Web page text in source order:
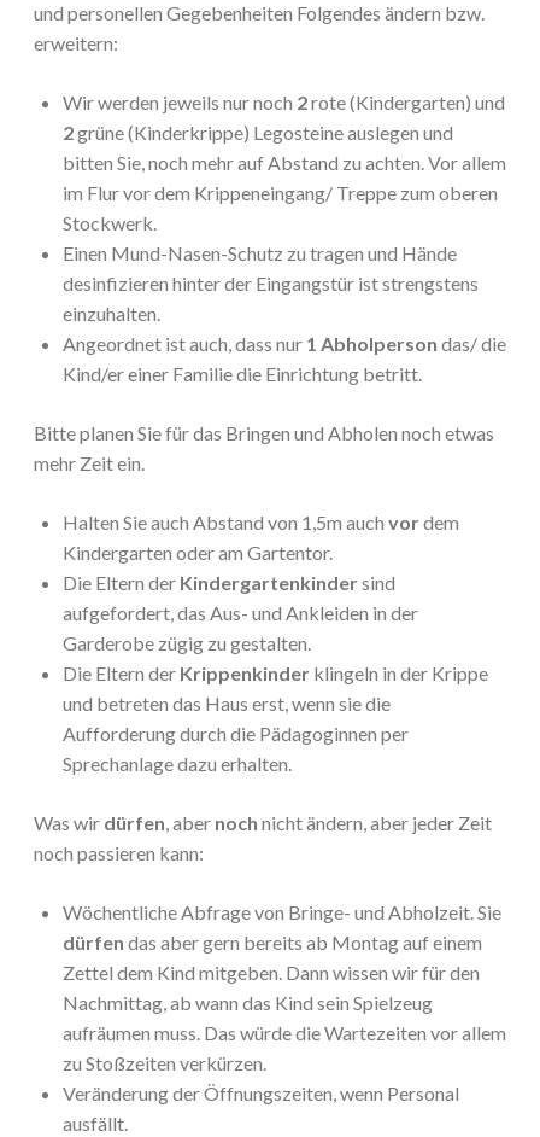
und personellen Gegebenheiten Folgendes ändern bzw.
erweitern:
Wir werden jeweils nur noch 2rote (Kindergarten) und
2grüne (Kinderkrippe) Legosteine auslegen und
bitten Sie, noch mehr auf Abstand zu achten. Vor allem
im Flur vor dem Krippeneingang/ Treppe zum oberen
Stockwerk.
Einen Mund-Nasen-Schutz zu tragen und Hände
desinfizieren hinter der Eingangstür ist strengstens
einzuhalten.
Angeordnet ist auch, dass nur 1 Abholperson das/ die
Kind/er einer Familie die Einrichtung betritt.
Bitte planen Sie für das Bringen und Abholen noch etwas
mehr Zeit ein.
Halten Sie auch Abstand von 1,5m auch vordem
Kindergarten oder am Gartentor.
Die Eltern der Kindergartenkindersind
aufgefordert, das Aus- und Ankleiden in der
Garderobe zügig zu gestalten.
Die Eltern der Krippenkinder klingeln in der Krippe
und betreten das Haus erst, wenn sie die
Aufforderung durch die Pädagoginnen per
Sprechanlage dazu erhalten.
Was wir dürfen, aber noch nicht ändern, aber jeder Zeit
noch passieren kann:
Wöchentliche Abfrage von Bringe- und Abholzeit. Sie
dürfen das aber gern bereits ab Montag auf einem
Zettel dem Kind mitgeben. Dann wissen wir für den
Nachmittag, ab wann das Kind sein Spielzeug
aufräumen muss. Das würde die Wartezeiten vor allem
zu Stoßzeiten verkürzen.
Veränderung der Öffnungszeiten, wenn Personal
ausfällt.